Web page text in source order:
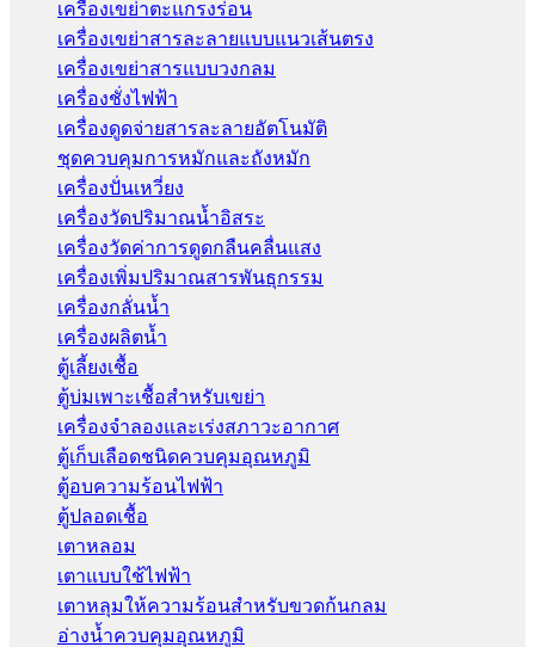
เครื่องเขย่าตะแกรงร่อน
เครื่องเขย่าสารละลายแบบแนวเส้นตรง
เครื่องเขย่าสารแบบวงกลม
เครื่องชั่งไฟฟ้า
เครื่องดูดจ่ายสารละลายอัตโนมัติ
ชุดควบคุมการหมักและถังหมัก
เครื่องปั่นเหวี่ยง
เครื่องวัดปริมาณน้ำอิสระ
เครื่องวัดค่าการดูดกลืนคลื่นแสง
เครื่องเพิ่มปริมาณสารพันธุกรรม
เครื่องกลั่นน้ำ
เครื่องผลิตน้ำ
ตู้เลี้ยงเชื้อ
ตู้บ่มเพาะเชื้อสำหรับเขย่า
เครื่องจำลองและเร่งสภาวะอากาศ
ตู้เก็บเลือดชนิดควบคุมอุณหภูมิ
ตู้อบความร้อนไฟฟ้า
ตู้ปลอดเชื้อ
เตาหลอม
เตาแบบใช้ไฟฟ้า
เตาหลุมให้ความร้อนสำหรับขวดก้นกลม
อ่างน้ำควบคุมอุณหภูมิ